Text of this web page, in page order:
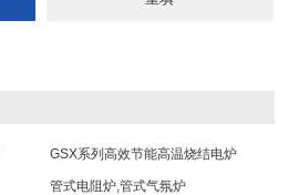
GSX系列高效节能高温烧结电炉
管式电阻炉,管式气氛炉